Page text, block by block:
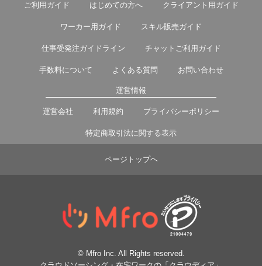
ご利用ガイド はじめての方へ クライアント用ガイド
ワーカー用ガイド スキル販売ガイド
仕事受発注ガイドライン チャットご利用ガイド
手数料について よくある質問 お問い合わせ
運営情報
運営会社 利用規約 プライバシーポリシー
特定商取引法に関する表示
ページトップヘ
© Mfro Inc. All Rights reserved.